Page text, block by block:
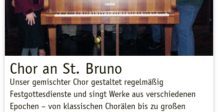
Chor an St. Bruno
Unser gemischter Chor gestaltet regelmäßig
Festgottesdienste und singt Werke aus verschiedenen
Epochen – von klassischen Chorälen bis zu großen